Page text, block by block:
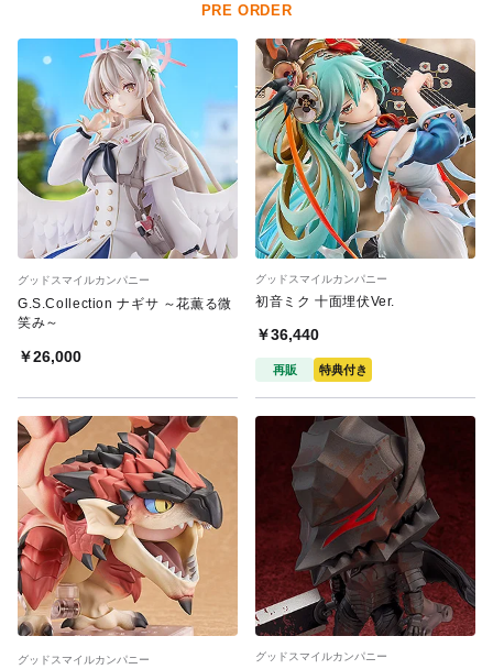
PRE ORDER
グッドスマイルカンパニー
G.S.Collection ナギサ ～花薫る微
笑み～
￥26,000
グッドスマイルカンパニー
初音ミク 十面埋伏Ver.
￥36,440
再販 特典付き
グッドスマイルカンパニー グッドスマイルカンパニー